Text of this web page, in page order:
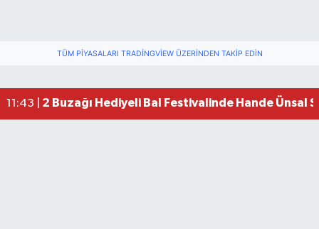
TÜM PIYASALARI TRADINGVIEW ÜZERINDEN TAKIP EDIN
11:43 | 2 Buzağı Hediyeli Bal Festivalinde Hande Ünsal